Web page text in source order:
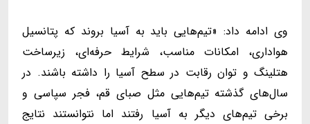
وی ادامه داد: «تیم‌هایی باید به آسیا بروند که پتانسیل
هواداری، امکانات مناسب، شرایط حرفه‌ای، زیرساخت
هتلینگ و توان رقابت در سطح آسیا را داشته باشند. در
سال‌های گذشته تیم‌هایی مثل صبای قم، فجر سپاسی و
برخی تیم‌های دیگر به آسیا رفتند اما نتوانستند نتایج